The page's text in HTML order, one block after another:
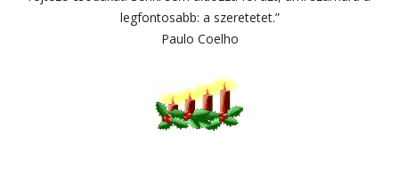
legfontosabb: a szeretetet.”
Paulo Coelho